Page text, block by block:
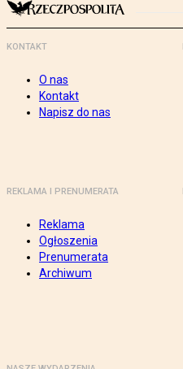
KONTAKT
O nas
Kontakt
Napisz do nas
REKLAMA I PRENUMERATA
Reklama
Ogłoszenia
Prenumerata
Archiwum